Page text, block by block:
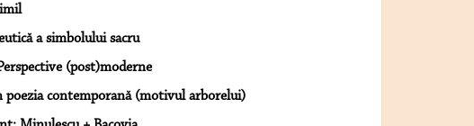
a simbolului sacru
(post)moderne
contemporană (motivul arborelui)